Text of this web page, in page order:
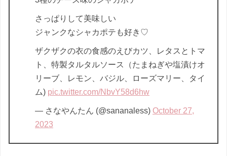
さっぱりして美味しい
ジャンクなシャカポテも好き♡
ザクザクの衣の食感のえびカツ、レタスとトマ
ト、特製タルタルソース（たまねぎや塩漬けオ
リーブ、レモン、バジル、ローズマリー、タイ
ム) pic.twitter.com/NbvY58d6hw
— さなやんたん (@sananaless) October 27,
2023